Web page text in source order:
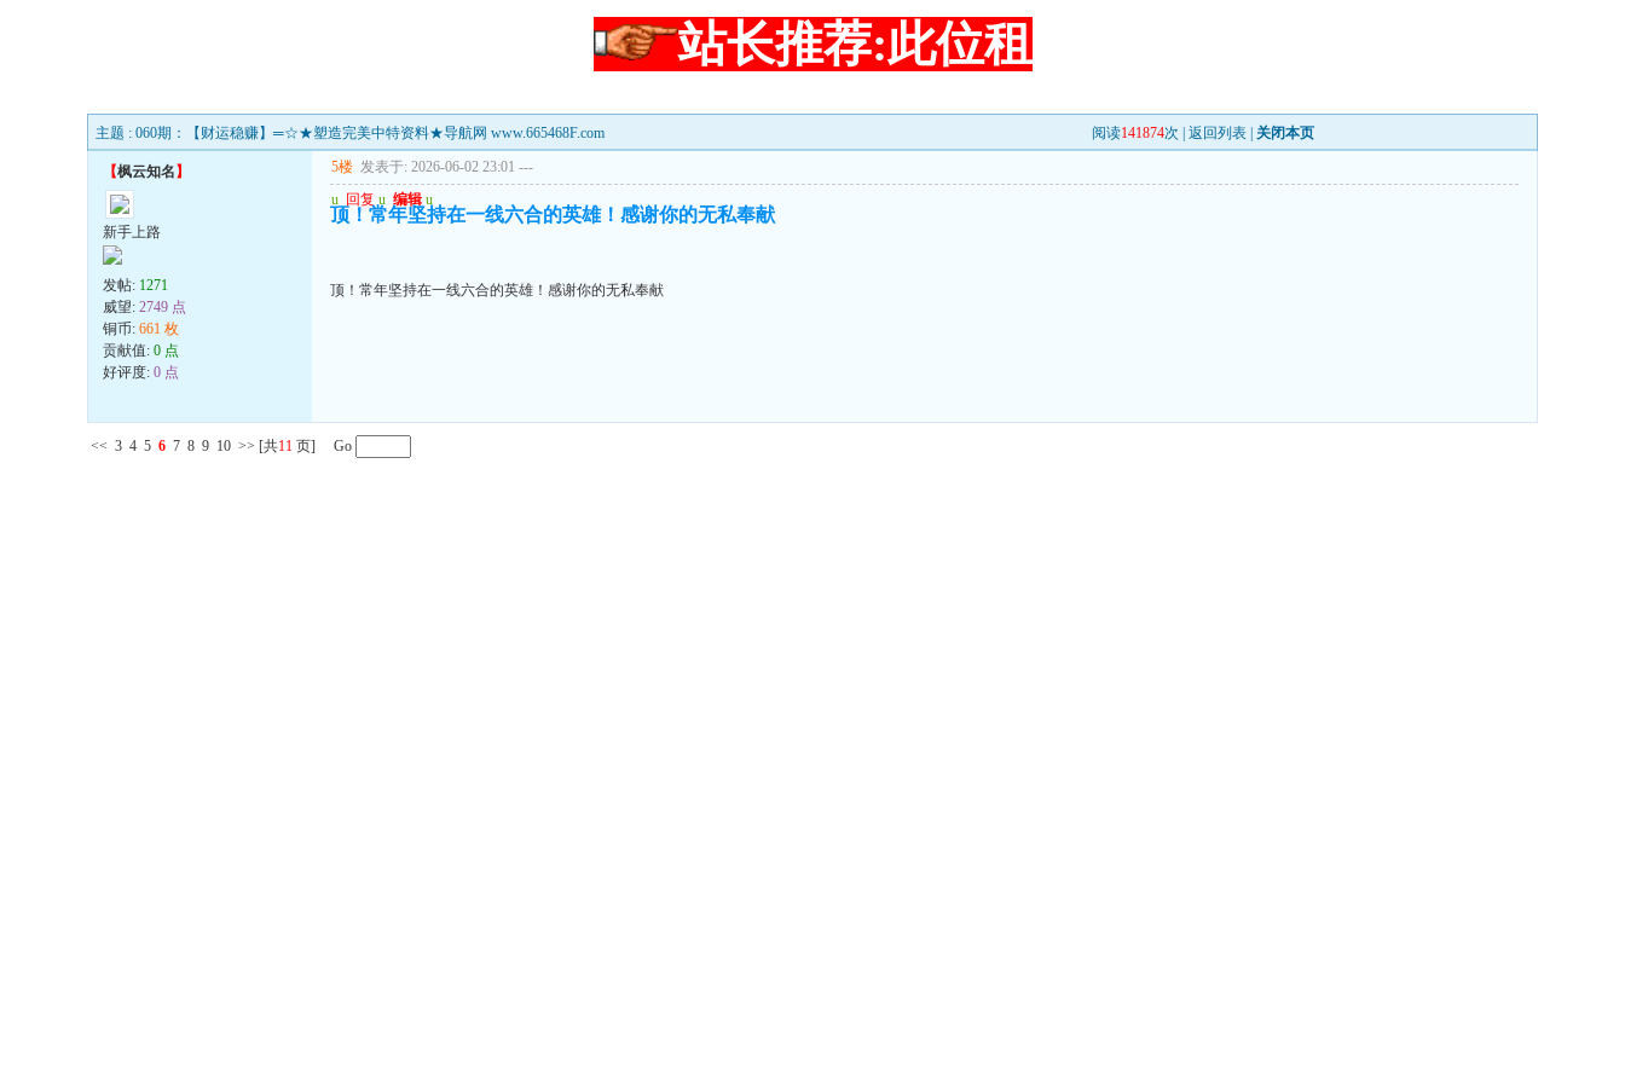
站长推荐:此位租
主题 : 060期：【财运稳赚】═☆★塑造完美中特资料★导航网 www.665468F.com 阅读141874次 | 返回列表 关闭本页
【枫云知名 】
新手上路
发帖: 1271
威望: 2749 点
铜币: 661 枚
贡献值: 0 点
好评度: 0 点
5楼 发表于: 2026-06-02 23:01 ---
u 回复 u 编辑 u
顶！常年坚持在一线六合的英雄！感谢你的无私奉献
顶！常年坚持在一线六合的英雄！感谢你的无私奉献
<< 3 4 5 6 7 8 9 10 >> [共11 页] Go